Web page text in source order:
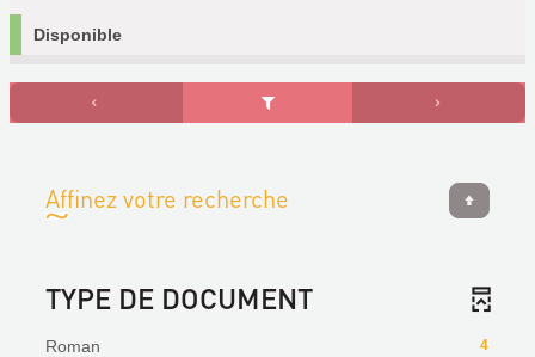
Disponible
Affinez votre recherche
TYPE DE DOCUMENT
4
Roman